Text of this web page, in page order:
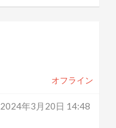
オフライン
2024年3月20日 14:48